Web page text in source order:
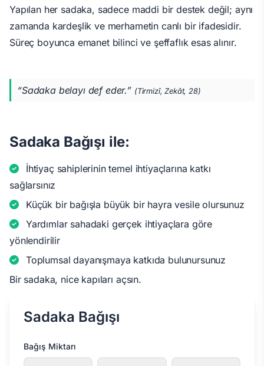
Yapılan her sadaka, sadece maddi bir destek değil; aynı
zamanda kardeşlik ve merhametin canlı bir ifadesidir.
Süreç boyunca emanet bilinci ve şeffaflık esas alınır.
“Sadaka belayı def eder.” (Tirmizî, Zekât, 28)
Sadaka Bağışı ile:
İhtiyaç sahiplerinin temel ihtiyaçlarına katkı
sağlarsınız
Küçük bir bağışla büyük bir hayra vesile olursunuz
Yardımlar sahadaki gerçek ihtiyaçlara göre
yönlendirilir
Toplumsal dayanışmaya katkıda bulunursunuz
Bir sadaka, nice kapıları açsın.
Sadaka Bağışı
Bağış Miktarı